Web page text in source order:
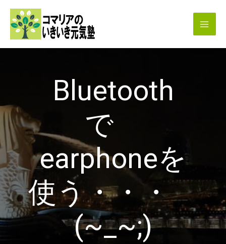
Bluetooth
で
earphoneを
使う・・・
(~_~;)